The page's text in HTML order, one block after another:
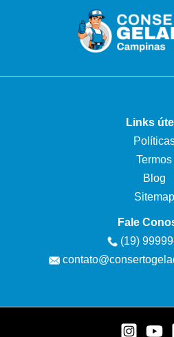
Links
Termos
Blog
Sitemap
Fale
(19)